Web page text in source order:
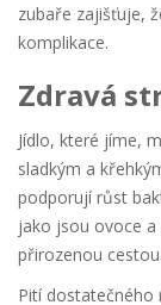
zubaře zajišťuje,
komplikace.
Zdravá
Jídlo, které jíme,
sladkým a
podporují růst
jako jsou ovoce a
přirozenou cestou.
Pití dostatečného